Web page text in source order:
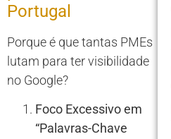
Portugal
Porque é que tantas PMEs
lutam para ter visibilidade
no Google?
Foco Excessivo em
“Palavras-Chave